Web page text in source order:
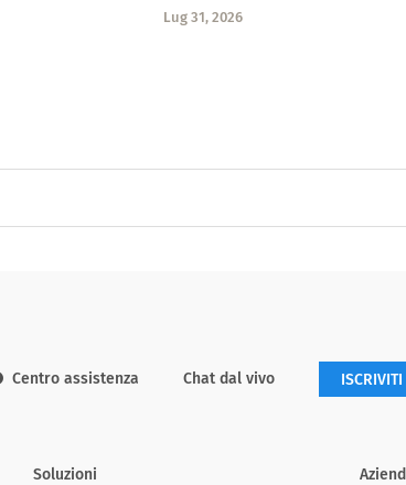
Lug 31, 2026
Centro assistenza Chat dal vivo
Soluzioni